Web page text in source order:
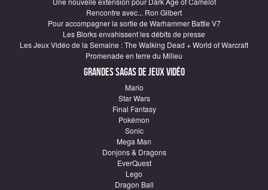
Rencontre avec... Ron Gilbert
Pour accompagner la sortie de Warhammer Battle V7
Les Blorks envahissent les débits de presse
Les Jeux Vidéo de la Semaine : The Walking Dead + World of Warcraft
Promenade en terre du Milieu
Grandes sagas de Jeux vidéo
Mario
Star Wars
Final Fantasy
Pokémon
Sonic
Mega Man
Donjons & Dragons
EverQuest
Lego
Dragon Ball